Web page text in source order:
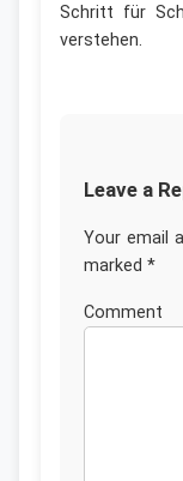
Schritt für
verstehen.
Leave a
Your email
marked *